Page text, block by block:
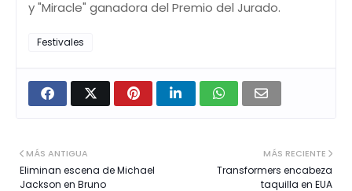
y "Miracle" ganadora del Premio del Jurado.
Festivales
MÁS RECIENTE
Transformers encabeza
taquilla en EUA
MÁS ANTIGUA
Eliminan escena de Michael
Jackson en Bruno